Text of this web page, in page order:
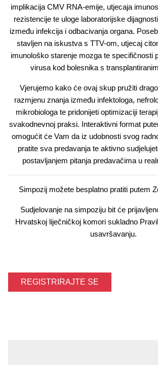
implikacija CMV RNA-emije, utjecaja
rezistencije te uloge laboratorijske
između infekcija i odbacivanja organa.
stavljen na iskustva s TTV-om, utjecaj
imunološko starenje mozga te specifičnosti
virusa kod bolesnika s
Vjerujemo kako će ovaj skup pružiti
razmjenu znanja između infektologa,
mikrobiologa te pridonijeti optimizaciji
svakodnevnoj praksi. Interaktivni format
omogućit će Vam da iz udobnosti svog
pratite sva predavanja te aktivno
postavljanjem pitanja predavačima u
Simpozij možete besplatno pratiti putem
Sudjelovanje na simpoziju bit će
Hrvatskoj liječničkoj komori sukladno
usavršavanju.
REGISTRIRAJTE SE